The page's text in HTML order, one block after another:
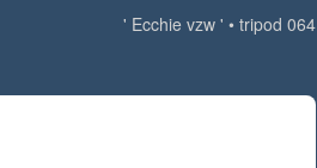
' Ecchie vzw '
tripod 064